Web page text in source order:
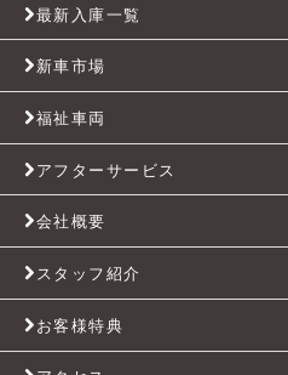
最新入庫一覧
新車市場
福祉車両
アフターサービス
会社概要
スタッフ紹介
お客様特典